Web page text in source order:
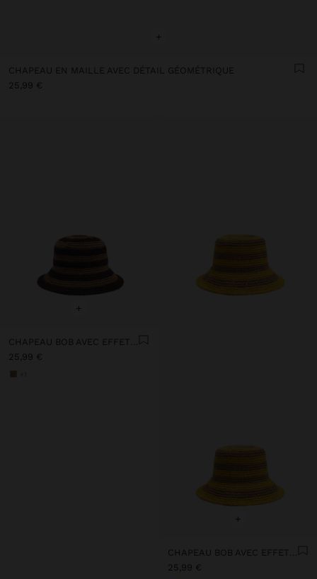
+
CHAPEAU EN MAILLE AVEC DÉTAIL GÉOMÉTRIQUE
25,99 €
+
CHAPEAU BOB AVEC EFFET PAILLE À RAYURES
25,99 €
+
CHAPEAU BOB AVEC EFFET PAILLE À RAYURES
25,99 €